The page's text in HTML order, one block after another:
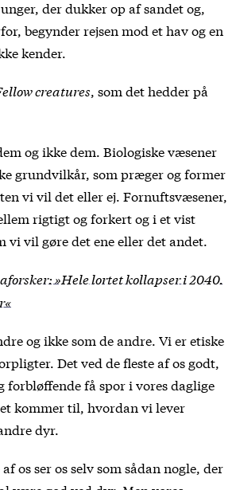
der dukker op af sandet og,
begynder rejsen mod et hav og en
kender.
creatures, som det hedder på
og ikke dem. Biologiske væsener
grundvilkår, som præger og former
vi vil det eller ej. Fornuftsvæsener,
rigtigt og forkert og i et vist
vi vil gøre det ene eller det andet.
»Hele lortet kollapser i 2040.
og ikke som de andre. Vi er etiske
Det ved de fleste af os godt,
forbløffende få spor i vores daglige
kommer til, hvordan vi lever
dyr.
os ser os selv som sådan nogle, der